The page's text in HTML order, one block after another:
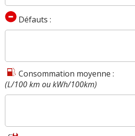
Défauts :
Consommation moyenne :
(L/100 km ou kWh/100km)